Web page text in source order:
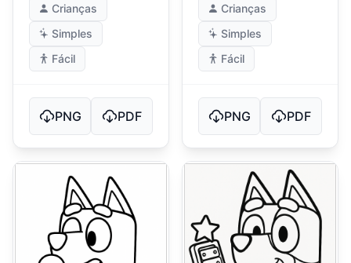
Crianças
Simples
Fácil
PNG PDF
Crianças
Simples
Fácil
PNG PDF